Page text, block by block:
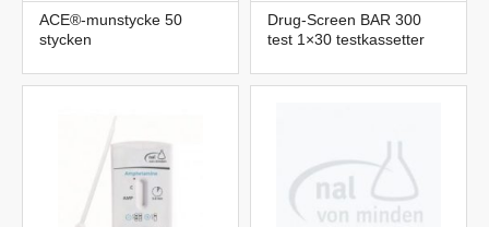
ACE®-munstycke 50
stycken
Drug-Screen BAR 300
test 1×30 testkassetter